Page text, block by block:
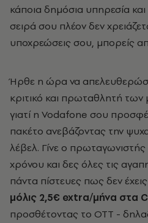
κάποια δημόσια υπηρεσία και
σειρά σου πλέον δεν
υποχρεώσεις σου, μπορείς
Ήρθε η ώρα να
κριτικό και πρωταθλητή
γιατί η Vodafone σου
πακέτο ανεβάζοντας την
λέβελ. Γίνε ο
χρόνου και δες όλες τις
πάντα πίστευες πως δεν
μόλις 2,5€ extra/μήνα στα
προσθέτοντας το OTT -